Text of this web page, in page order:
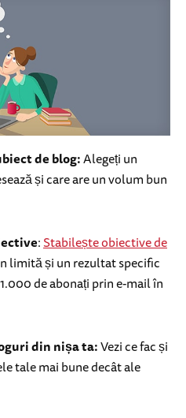
de blog:Alegeți un
și care are un volum bun
:Stabilește obiective de
limită și un rezultat specific
de abonați prin e-mail în
din nișa ta:Vezi ce fac și
tale mai bune decât ale